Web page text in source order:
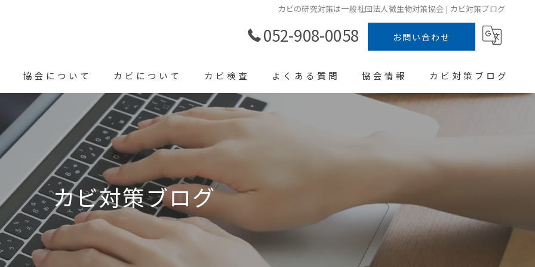
カビの研究対策は一般社団法人微生物対策協会 | カビ対策ブログ
052-908-0058 お問い合わせ
協会について カビについて
カビの種類
カビ対策方法
カビ検査
カビ検査機器
よくある質問 協会情報 カビ対策ブログ
カビ対策ブログ